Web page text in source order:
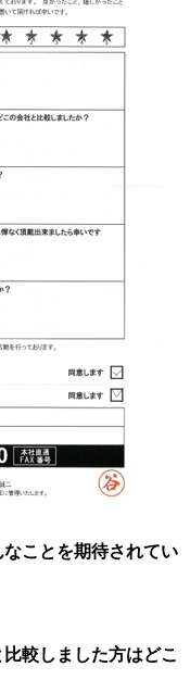
ことを期待されてい
較しました方はどこ